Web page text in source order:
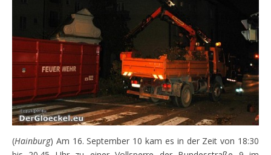
(Hainburg) Am 16. September 10 kam es in der Zeit von 18:30